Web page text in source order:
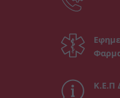
Κ.Ε.Π